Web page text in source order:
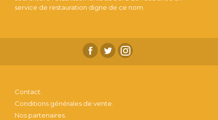
service de restauration digne de ce nom.
Contact.
Conditions générales de vente.
Nos partenaires.